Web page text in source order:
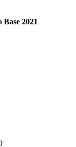
2021